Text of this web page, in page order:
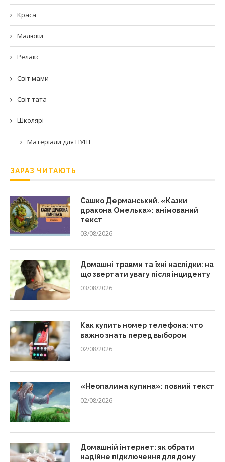
Краса
Малюки
Релакс
Світ мами
Світ тата
Школярі
Матеріали для НУШ
ЗАРАЗ ЧИТАЮТЬ
Сашко Дерманський. «Казки
дракона Омелька»: анімований
текст
03/08/2026
Домашні травми та їхні наслідки: на
що звертати увагу після інциденту
03/08/2026
Как купить номер телефона: что
важно знать перед выбором
02/08/2026
«Неопалима купина»: повний текст
02/08/2026
Домашній інтернет: як обрати
надійне підключення для дому